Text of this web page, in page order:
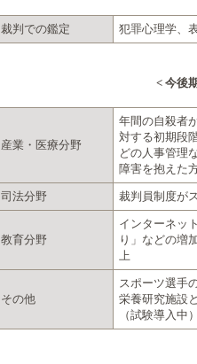
裁判での鑑定 犯罪心理学、
< 今後
産業・医療分野
年間の自殺者
対する初期段
どの人事管理
障害を抱えた
司法分野 裁判員制度が
教育分野
インターネッ
り」などの増
上
その他
スポーツ選手
栄養研究施設
（試験導入中